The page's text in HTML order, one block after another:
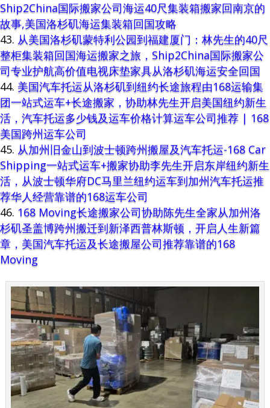
Ship2China国际搬家公司海运40尺集装箱搬家回南京的
故事,美国洛杉矶海运集装箱回国攻略
从美国洛杉矶蒙特利公园到福建厦门：林先生的40尺
整柜集装箱回国海运搬家之旅，Ship2China国际搬家公
司专业护航高价值电视床垫家具从洛杉矶海运安全回国
美国汽车托运从洛杉矶到纽约长途旅程由168运输集
团一站式运车+长途搬家，协助林先生开启美国纽约新生
活，汽车托运多少钱及运车价格计算运车公司推荐 | 168
美国跨州运车公司
从加州旧金山到波士顿跨州搬屋及汽车托运-168 Car
Shipping一站式运车+搬家协助李先生开启东岸纽约新生
活，从波士顿华府DC马里兰纽约运车到加州汽车托运推
荐华人经营靠谱的168运车公司
168 Moving长途搬家公司协助陈先生全家从加州洛
杉矶圣盖博跨州搬迁到新泽西普林斯顿，开启人生新篇
章，美国汽车托运及长途搬屋公司推荐靠谱的168
Moving